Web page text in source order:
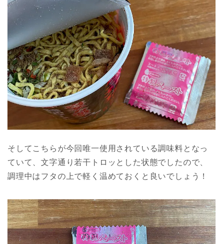
そしてこちらが今回唯一使用されている調味料となっ
ていて、文字通り若干トロッとした状態でしたので、
調理中はフタの上で軽く温めておくと良いでしょう！